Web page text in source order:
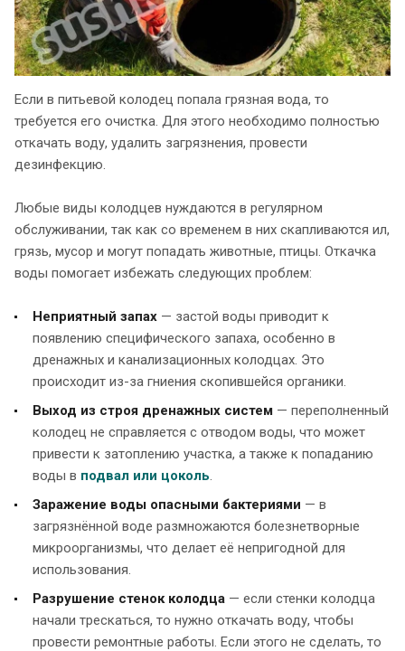
Если в питьевой колодец попала грязная вода, то
требуется его очистка. Для этого необходимо полностью
откачать воду, удалить загрязнения, провести
дезинфекцию.
Любые виды колодцев нуждаются в регулярном
обслуживании, так как со временем в них скапливаются ил,
грязь, мусор и могут попадать животные, птицы. Откачка
воды помогает избежать следующих проблем:
Неприятный запах — застой воды приводит к
появлению специфического запаха, особенно в
дренажных и канализационных колодцах. Это
происходит из-за гниения скопившейся органики.
Выход из строя дренажных систем — переполненный
колодец не справляется с отводом воды, что может
привести к затоплению участка, а также к попаданию
воды в подвал или цоколь.
Заражение воды опасными бактериями — в
загрязнённой воде размножаются болезнетворные
микроорганизмы, что делает её непригодной для
использования.
Разрушение стенок колодца — если стенки колодца
начали трескаться, то нужно откачать воду, чтобы
провести ремонтные работы. Если этого не сделать, то